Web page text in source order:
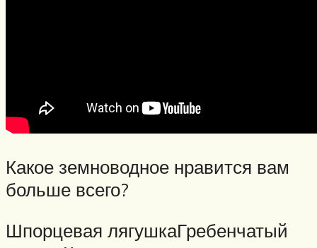
Какое земноводное нравится вам
больше всего?
Шпорцевая лягушкаГребенчатый